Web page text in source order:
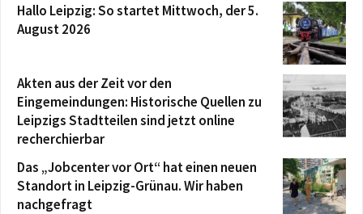
Hallo Leipzig: So startet Mittwoch, der 5.
August 2026
Akten aus der Zeit vor den
Eingemeindungen: Historische Quellen zu
Leipzigs Stadtteilen sind jetzt online
recherchierbar
Das „Jobcenter vor Ort“ hat einen neuen
Standort in Leipzig-Grünau. Wir haben
nachgefragt